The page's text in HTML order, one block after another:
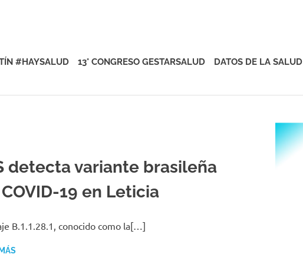
#HAYSALUD 13° CONGRESO GESTARSALUD DATOS DE LA SALUD
detecta variante brasileña
19 en Leticia
B.1.1.28.1, conocido como la[…]